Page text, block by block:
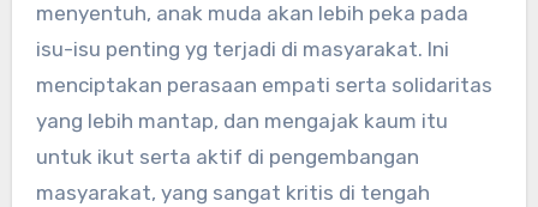
menyentuh, anak muda akan lebih peka pada
isu-isu penting yg terjadi di masyarakat. Ini
menciptakan perasaan empati serta solidaritas
yang lebih mantap, dan mengajak kaum itu
untuk ikut serta aktif di pengembangan
masyarakat, yang sangat kritis di tengah